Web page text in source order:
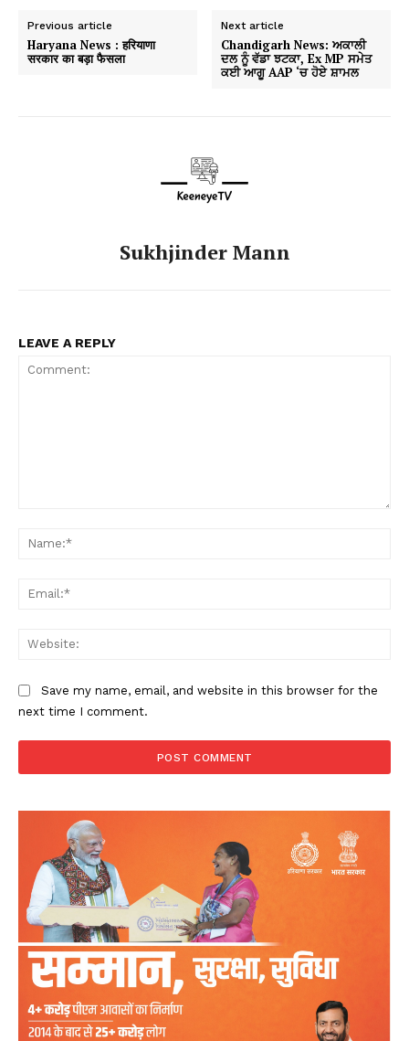
Previous article
Haryana News : हरियाणा
सरकार का बड़ा फैसला
Next article
Chandigarh News: ਅਕਾਲੀ
ਦਲ ਨੂੰ ਵੱਡਾ ਝਟਕਾ, Ex MP ਸਮੇਤ
ਕਈ ਆਗੂ AAP ‘ਚ ਹੋਏ ਸ਼ਾਮਲ
Sukhjinder Mann
LEAVE A REPLY
Save my name, email, and website in this browser for the
next time I comment.